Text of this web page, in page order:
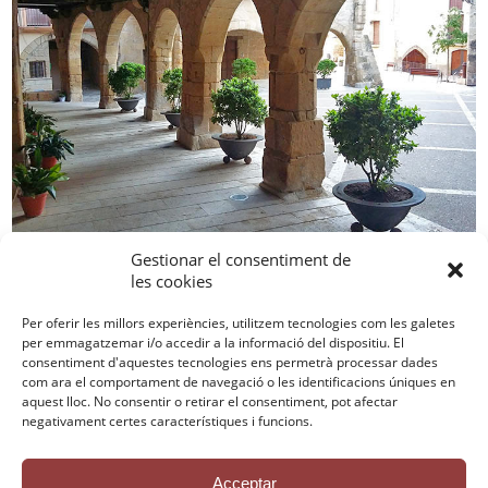
Gestionar el consentiment de
les cookies
Per oferir les millors experiències, utilitzem tecnologies com les galetes
per emmagatzemar i/o accedir a la informació del dispositiu. El
consentiment d'aquestes tecnologies ens permetrà processar dades
com ara el comportament de navegació o les identificacions úniques en
aquest lloc. No consentir o retirar el consentiment, pot afectar
negativament certes característiques i funcions.
Acceptar
Contactar
Política de privadesa
Avís Legal
Política de galetes
Crèdits